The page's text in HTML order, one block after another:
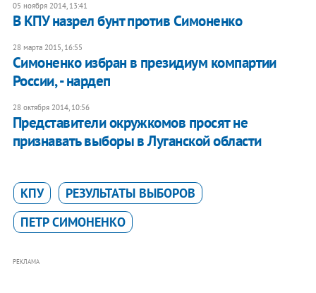
05 ноября 2014, 13:41
В КПУ назрел бунт против Симоненко
28 марта 2015, 16:55
Симоненко избран в президиум компартии
России, - нардеп
28 октября 2014, 10:56
Представители окружкомов просят не
признавать выборы в Луганской области
КПУ
РЕЗУЛЬТАТЫ ВЫБОРОВ
ПЕТР СИМОНЕНКО
РЕКЛАМА